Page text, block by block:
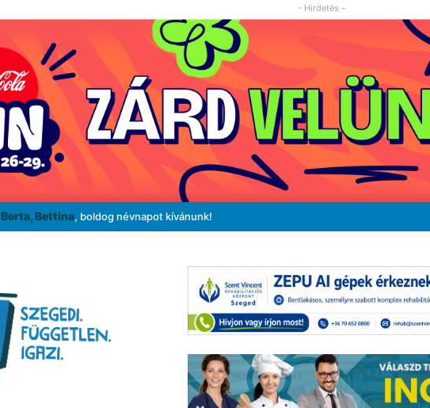
- Hirdetés -
Berta, Bettina, boldog névnapot kívánunk!